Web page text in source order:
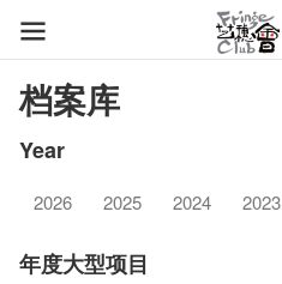
档案库
Year
2026 2025 2024 2023
年度大型项目